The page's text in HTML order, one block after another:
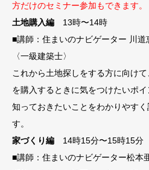
方だけのセミナー参加もできます。
土地購入編 13時〜14時
■講師：住まいのナビゲーター 川道
〈一級建築士〉
これから土地探しをする方に向け
を購入するときに気をつけたいポ
知っておきたいことをわかりやすく
す。
家づくり編 14時15分〜15時15分
■講師：住まいのナビゲーター松本